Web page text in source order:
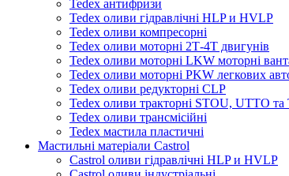
Tedex антифризи
Tedex оливи гідравлічні HLP и HVLP
Tedex оливи компресорні
Tedex оливи моторні 2Т-4Т двигунів
Tedex оливи моторні LKW моторні
Tedex оливи моторні PKW легкових
Tedex оливи редукторні CLP
Tedex оливи тракторні STOU, UTTO
Tedex оливи трансмісійні
Tedex мастила пластичні
Мастильні матеріали Castrol
Castrol оливи гідравлічні HLP и HVLP